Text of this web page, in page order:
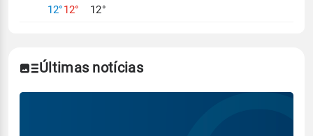
12°12°
12°
Últimas notícias